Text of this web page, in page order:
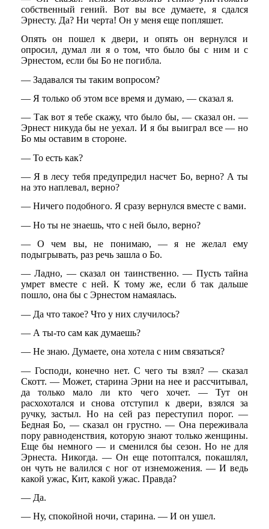
собственный гений. Вот вы все думаете, я сдался
Эрнесту. Да? Ни черта! Он у меня еще попляшет.
Опять он пошел к двери, и опять он вернулся и
опросил, думал ли я о том, что было бы с ним и с
Эрнестом, если бы Бо не погибла.
— Задавался ты таким вопросом?
— Я только об этом все время и думаю, — сказал я.
— Так вот я тебе скажу, что было бы, — сказал он. —
Эрнест никуда бы не уехал. И я бы выиграл все — но
Бо мы оставим в стороне.
— То есть как?
— Я в лесу тебя предупредил насчет Бо, верно? А ты
на это наплевал, верно?
— Ничего подобного. Я сразу вернулся вместе с вами.
— Но ты не знаешь, что с ней было, верно?
— О чем вы, не понимаю, — я не желал ему
подыгрывать, раз речь зашла о Бо.
— Ладно, — сказал он таинственно. — Пусть тайна
умрет вместе с ней. К тому же, если б так дальше
пошло, она бы с Эрнестом намаялась.
— Да что такое? Что у них случилось?
— А ты-то сам как думаешь?
— Не знаю. Думаете, она хотела с ним связаться?
— Господи, конечно нет. С чего ты взял? — сказал
Скотт. — Может, старина Эрни на нее и рассчитывал,
да только мало ли кто чего хочет. — Тут он
расхохотался и снова отступил к двери, взялся за
ручку, застыл. Но на сей раз переступил порог. —
Бедная Бо, — сказал он грустно. — Она переживала
пору равноденствия, которую знают только женщины.
Еще бы немного — и сменился бы сезон. Но не для
Эрнеста. Никогда. — Он еще потоптался, покашлял,
он чуть не валился с ног от изнеможения. — И ведь
какой ужас, Кит, какой ужас. Правда?
— Да.
— Ну, спокойной ночи, старина. — И он ушел.